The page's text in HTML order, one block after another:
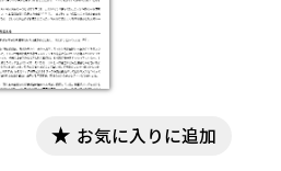
お気に入りに追加